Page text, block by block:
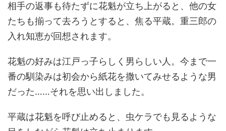
相手の返事も待たずに花魁が立ち上がると、他の女
たちも揃って去ろうとすると、焦る平蔵。重三郎の
入れ知恵が回想されます。
花魁の好みは江戸っ子らしく男らしい人。今まで一
番の馴染みは初会から紙花を撒いてみせるような男
だった……それを思い出しました。
平蔵は花魁を呼び止めると、虫ケラでも見るような